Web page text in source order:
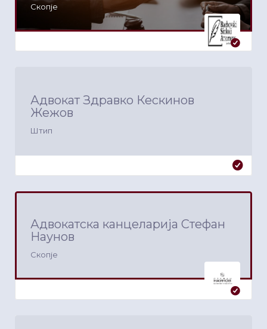
Скопје
Адвокат Здравко Кескинов
Жежов
Штип
Адвокатска канцеларија Стефан
Наунов
Скопје